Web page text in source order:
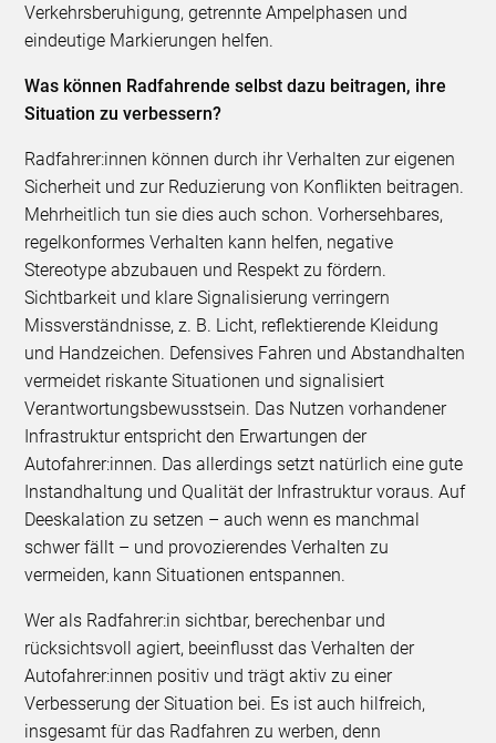
Verkehrsberuhigung, getrennte Ampelphasen und
eindeutige Markierungen helfen.
Was können Radfahrende selbst dazu beitragen, ihre
Situation zu verbessern?
Radfahrer:innen können durch ihr Verhalten zur eigenen
Sicherheit und zur Reduzierung von Konflikten beitragen.
Mehrheitlich tun sie dies auch schon. Vorhersehbares,
regelkonformes Verhalten kann helfen, negative
Stereotype abzubauen und Respekt zu fördern.
Sichtbarkeit und klare Signalisierung verringern
Missverständnisse, z. B. Licht, reflektierende Kleidung
und Handzeichen. Defensives Fahren und Abstandhalten
vermeidet riskante Situationen und signalisiert
Verantwortungsbewusstsein. Das Nutzen vorhandener
Infrastruktur entspricht den Erwartungen der
Autofahrer:innen. Das allerdings setzt natürlich eine gute
Instandhaltung und Qualität der Infrastruktur voraus. Auf
Deeskalation zu setzen – auch wenn es manchmal
schwer fällt – und provozierendes Verhalten zu
vermeiden, kann Situationen entspannen.
Wer als Radfahrer:in sichtbar, berechenbar und
rücksichtsvoll agiert, beeinflusst das Verhalten der
Autofahrer:innen positiv und trägt aktiv zu einer
Verbesserung der Situation bei. Es ist auch hilfreich,
insgesamt für das Radfahren zu werben, denn